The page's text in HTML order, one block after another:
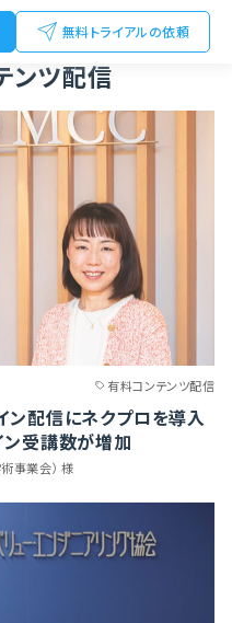
無料トライアルの依頼
ンツ配信
有料コンテンツ配信
配信にネクプロを導入
受講数が増加
事業会） 様